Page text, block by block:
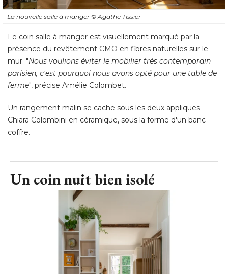
La nouvelle salle à manger © Agathe Tissier
Le coin salle à manger est visuellement marqué par la
présence du revêtement CMO en fibres naturelles sur le
mur. "Nous voulions éviter le mobilier très contemporain
parisien, c'est pourquoi nous avons opté pour une table de
ferme", précise Amélie Colombet.
Un rangement malin se cache sous les deux appliques
Chiara Colombini en céramique, sous la forme d'un banc
coffre.
Un coin nuit bien isolé